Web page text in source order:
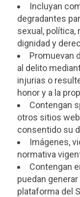
Incluyan
degradantes
sexual, política,
dignidad y
Promuevan
al delito
injurias o
honor y a la
Contengan
otros sitios
consentido su
Imágenes,
normativa
Contengan
puedan
plataforma del